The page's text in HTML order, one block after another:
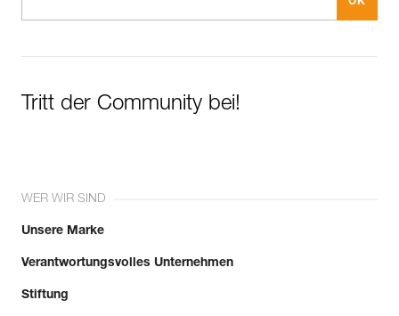
Tritt der Community bei!
WER WIR SIND
Unsere Marke
Verantwortungsvolles Unternehmen
Stiftung